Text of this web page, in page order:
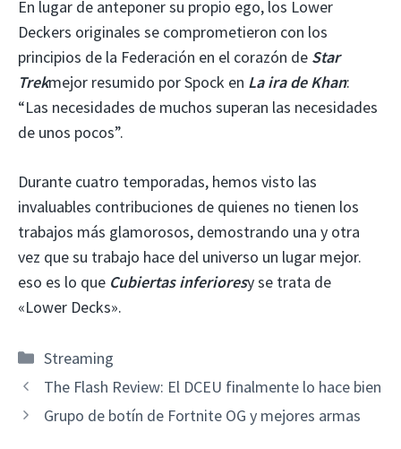
En lugar de anteponer su propio ego, los Lower
Deckers originales se comprometieron con los
principios de la Federación en el corazón de Star
Trekmejor resumido por Spock en La ira de Khan:
“Las necesidades de muchos superan las necesidades
de unos pocos”.
Durante cuatro temporadas, hemos visto las
invaluables contribuciones de quienes no tienen los
trabajos más glamorosos, demostrando una y otra
vez que su trabajo hace del universo un lugar mejor.
eso es lo que Cubiertas inferioresy se trata de
«Lower Decks».
Categorías
Streaming
The Flash Review: El DCEU finalmente lo hace bien
Grupo de botín de Fortnite OG y mejores armas